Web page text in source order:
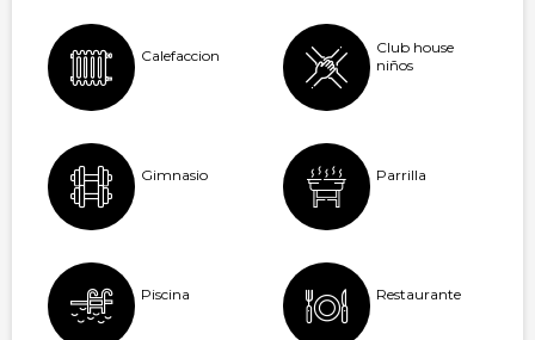
Calefaccion
Club house
niños
Gimnasio Parrilla
Piscina Restaurante